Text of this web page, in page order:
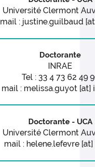
Université Clermont
mail : justine.guilbaud
Doctorante
INRAE
Tel : 33 4 73 62 49
mail : melissa.guyot [at]
Doctorante - UCA
Université Clermont
mail : helene.lefevre